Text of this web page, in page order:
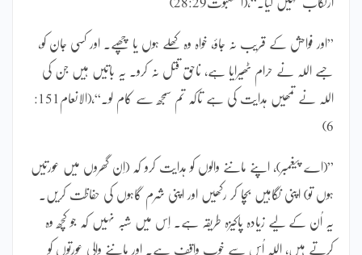
”اور فواحش کے قریب نہ جاؤ، خواہ وہ کھلے ہوں یا چھپے۔ اور کسی جان کو،
جسے اللہ نے حرام ٹھیرایا ہے، ناحق قتل نہ کرو۔ یہ باتیں ہیں جن کی
اللہ نے تمھیں ہدایت کی ہے تاکہ تم سمجھ سے کام لو۔“،(الانعام151:
6)
”(اے پیغمبر)، اپنے ماننے والوں کو ہدایت کرو کہ (اِن گھروں میں عورتیں
ہوں تو) اپنی نگاہیں بچا کر رکھیں اور اپنی شرم گاہوں کی حفاظت کریں۔
یہ اُن کے لیے زیادہ پاکیزہ طریقہ ہے۔ اِس میں شبہ نہیں کہ جو کچھ وہ
کرتے ہیں، اللہ اُس سے خوب واقف ہے۔ اور ماننے والی عورتوں کو